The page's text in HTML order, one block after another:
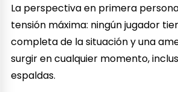
La perspectiva en primera
tensión máxima: ningún jugador
completa de la situación y una
surgir en cualquier momento,
espaldas.